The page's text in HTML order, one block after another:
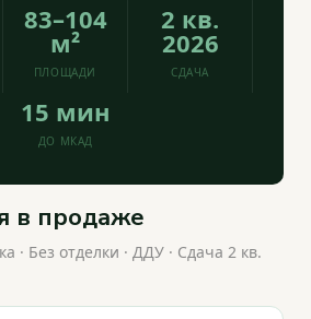
83–104
м²
ПЛОЩАДИ
2 кв.
2026
СДАЧА
15 мин
ДО МКАД
в продаже
· Без отделки · ДДУ · Сдача 2 кв.